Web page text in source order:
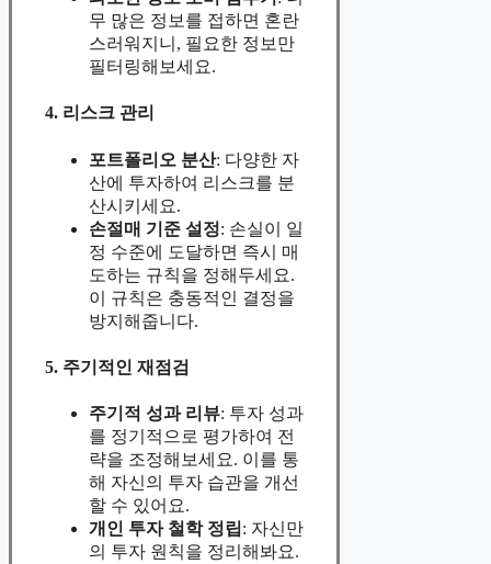
무 많은 정보를 접하면 혼란
스러워지니, 필요한 정보만
필터링해보세요.
4. 리스크 관리
포트폴리오 분산: 다양한 자
산에 투자하여 리스크를 분
산시키세요.
손절매 기준 설정: 손실이 일
정 수준에 도달하면 즉시 매
도하는 규칙을 정해두세요.
이 규칙은 충동적인 결정을
방지해줍니다.
5. 주기적인 재점검
주기적 성과 리뷰: 투자 성과
를 정기적으로 평가하여 전
략을 조정해보세요. 이를 통
해 자신의 투자 습관을 개선
할 수 있어요.
개인 투자 철학 정립: 자신만
의 투자 원칙을 정리해봐요.